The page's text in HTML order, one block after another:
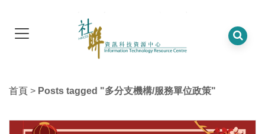
首頁 > Posts tagged "多分支機構/服務單位政策"